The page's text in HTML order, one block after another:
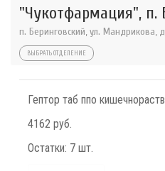
"Чукотфармация", п.
п. Беринговский, ул. Мандрикова,
ВЫБРАТЬ ОТДЕЛЕНИЕ
Гептор таб ппо
4162 руб.
Остатки: 7 шт.